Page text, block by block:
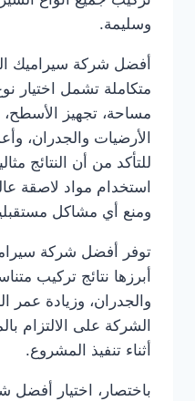
وسليمة.
أفضل شركة سيراميك
متكاملة تشمل اختيار
مساحة، تجهيز
الأرضيات والجدران،
للتأكد من أن النتائج
استخدام مواد لاصقة
ومنع أي مشاكل
توفر أفضل شركة
أبرزها نتائج تركيب
والجدران، وزيادة
الشركة على الالتزام
أثناء تنفيذ المشروع.
باختصار، اختيار أفضل